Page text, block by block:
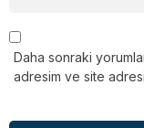
Daha sonraki
adresim ve site